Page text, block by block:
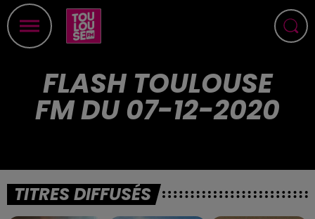
FLASH TOULOUSE
FM DU 07-12-2020
TITRES DIFFUSÉS